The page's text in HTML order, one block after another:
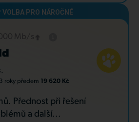
roky předem 19 620 Kč
Přednost při řešení
a další...